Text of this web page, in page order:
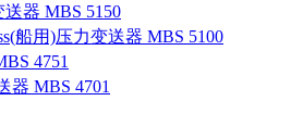
器 MBS 5150
船用)压力变送器 MBS 5100
4751
器 MBS 4701